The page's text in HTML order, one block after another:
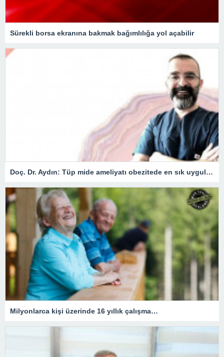
Sürekli borsa ekranına bakmak bağımlılığa yol açabilir
Doç. Dr. Aydın: Tüp mide ameliyatı obezitede en sık uygulanan yöntem
Milyonlarca kişi üzerinde 16 yıllık çalışma…